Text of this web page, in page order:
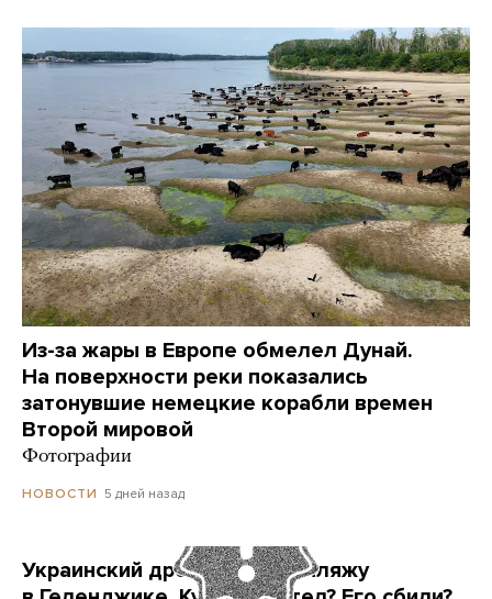
Из-за жары в Европе обмелел Дунай.
На поверхности реки показались
затонувшие немецкие корабли времен
Второй мировой
Фотографии
НОВОСТИ 5 дней назад
Украинский дрон попал по пляжу